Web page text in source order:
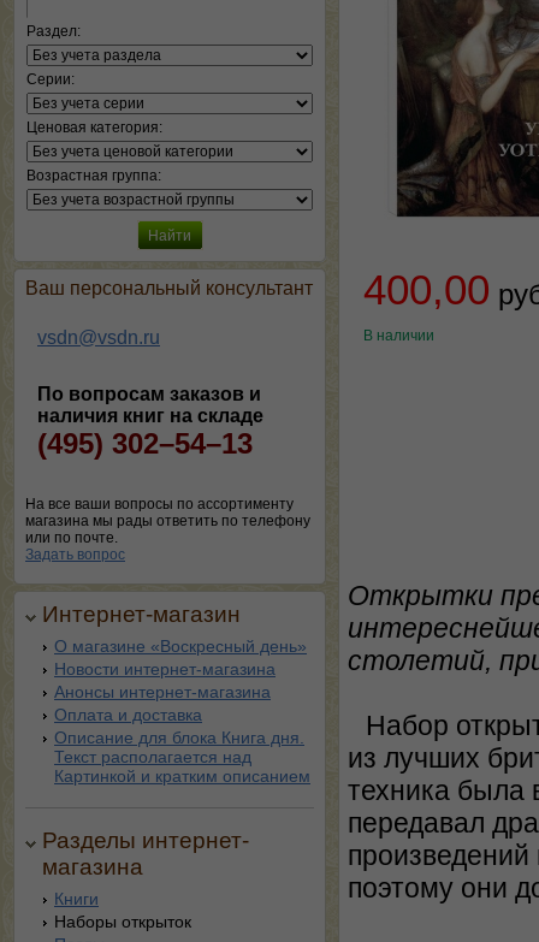
Раздел:
Серии:
Ценовая категория:
Возрастная группа:
Ваш персональный консультант
vsdn@vsdn.ru
По вопросам заказов и
наличия книг на складе
(495) 302–54–13
На все ваши вопросы по ассортименту
магазина мы рады ответить по телефону
или по почте.
Задать вопрос
Интернет-магазин
О магазине «Воскресный день»
Новости интернет-магазина
Анонсы интернет-магазина
Оплата и доставка
Описание для блока Книга дня.
Текст располагается над
Картинкой и кратким описанием
Разделы интернет-
магазина
Книги
Наборы открыток
400,00
В наличии
Открытки
столетий,
Набор
из лучших
техника была
передавал
поэтому они